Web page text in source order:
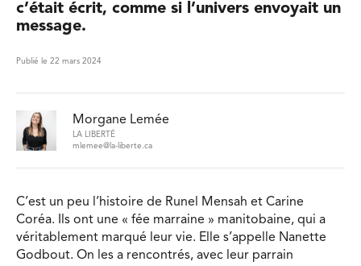
c’était écrit, comme si l’univers envoyait un
message.
Publié le 22 mars 2024
Morgane Lemée
LA LIBERTÉ
mlemee@la-liberte.ca
C’est un peu l’histoire de Runel Mensah et Carine
Coréa. Ils ont une « fée marraine » manitobaine, qui a
véritablement marqué leur vie. Elle s’appelle Nanette
Godbout. On les a rencontrés, avec leur parrain